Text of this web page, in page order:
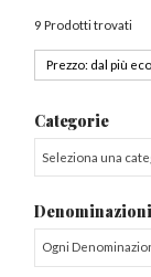
9 Prodotti trovati
Categorie
Seleziona una
Denominazioni
Ogni